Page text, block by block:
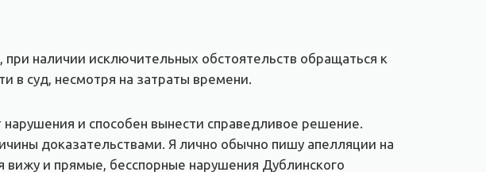
наличии исключительных обстоятельств обращаться к
суд, несмотря на затраты времени.
и способен вынести справедливое решение.
доказательствами. Я лично обычно пишу апелляции на
вижу и прямые, бесспорные нарушения Дублинского